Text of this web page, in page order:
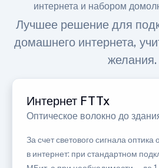
интернета и набором
Лучшее решение для
домашнего интернета,
желания.
Интернет FTTx
Оптическое волокно до
За счет светового сигнала оптика
в интернет: при стандартном